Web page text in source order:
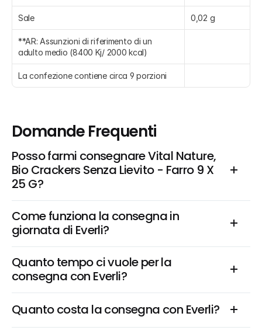
Sale 0,02 g
**AR: Assunzioni di riferimento di un
adulto medio (8400 Kj/ 2000 kcal)
La confezione contiene circa 9 porzioni
Domande Frequenti
Posso farmi consegnare Vital Nature,
Bio Crackers Senza Lievito - Farro 9 X
25 G?
Come funziona la consegna in
giornata di Everli?
Quanto tempo ci vuole per la
consegna con Everli?
Quanto costa la consegna con Everli?